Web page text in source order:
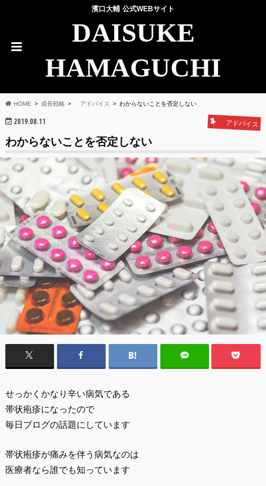
濱口大輔 公式WEBサイト
DAISUKE
HAMAGUCHI
HOME 成長戦略 アドバイス わからないことを否定しない
2019.08.11 アドバイス
わからないことを否定しない
せっかくかなり辛い病気である
帯状疱疹になったので
毎日ブログの話題にしています
帯状疱疹が痛みを伴う病気なのは
医療者なら誰でも知っています